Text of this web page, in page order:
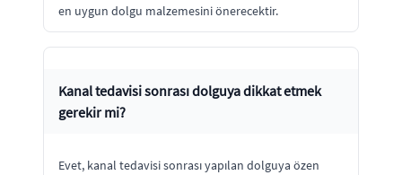
en uygun dolgu malzemesini önerecektir.
Kanal tedavisi sonrası dolguya dikkat etmek
gerekir mi?
Evet, kanal tedavisi sonrası yapılan dolguya özen